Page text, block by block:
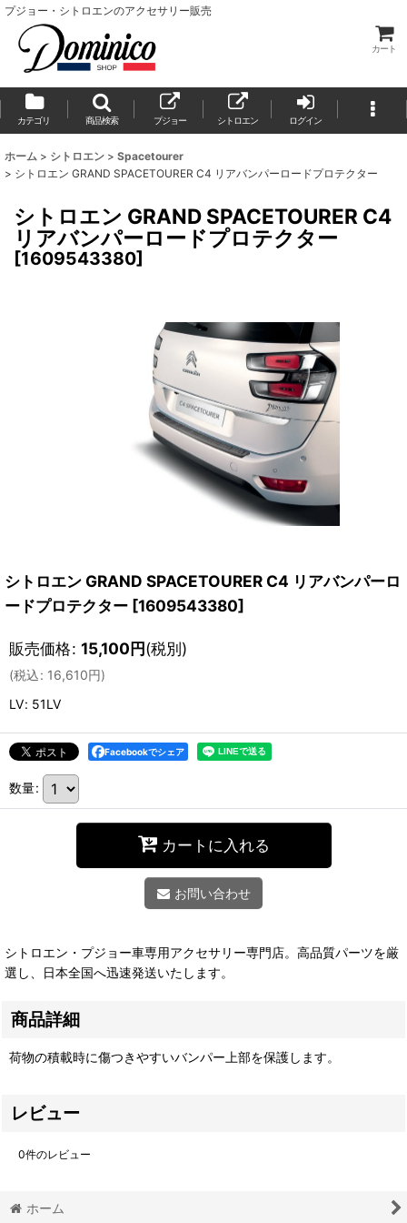
プジョー・シトロエンのアクセサリー販売
カート
カテゴリ 商品検索 プジョー シトロエン ログイン
ホーム > シトロエン > Spacetourer
> シトロエン GRAND SPACETOURER C4 リアバンパーロードプロテクター
シトロエン GRAND SPACETOURER C4
リアバンパーロードプロテクター
[1609543380]
シトロエン GRAND SPACETOURER C4 リアバンパーロ
ードプロテクター [1609543380]
販売価格: 15,100円(税別)
(税込: 16,610円)
LV: 51LV
Facebookでシェア
数量:
カートに入れる
お問い合わせ
シトロエン・プジョー車専用アクセサリー専門店。高品質パーツを厳
選し、日本全国へ迅速発送いたします。
商品詳細
荷物の積載時に傷つきやすいバンパー上部を保護します。
レビュー
0件のレビュー
ホーム